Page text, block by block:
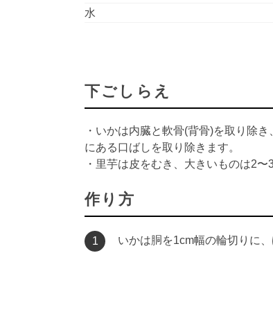
水
下ごしらえ
・いかは内臓と軟骨(背骨)を取り除
にある口ばしを取り除きます。
・里芋は皮をむき、大きいものは2〜
作り方
1 いかは胴を1cm幅の輪切りに